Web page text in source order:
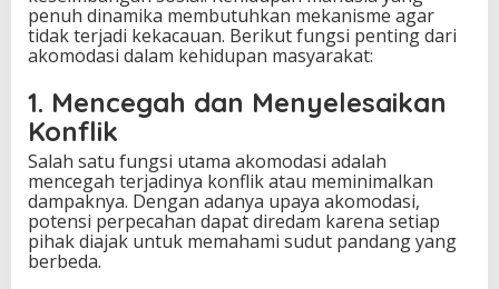
penuh dinamika membutuhkan mekanisme agar
tidak terjadi kekacauan. Berikut fungsi penting dari
akomodasi dalam kehidupan masyarakat:
1. Mencegah dan Menyelesaikan
Konflik
Salah satu fungsi utama akomodasi adalah
mencegah terjadinya konflik atau meminimalkan
dampaknya. Dengan adanya upaya akomodasi,
potensi perpecahan dapat diredam karena setiap
pihak diajak untuk memahami sudut pandang yang
berbeda.